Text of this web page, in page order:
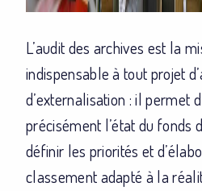
L’audit des archives est la
indispensable à tout projet
d’externalisation : il permet
précisément l’état du fonds
définir les priorités et
classement adapté à la